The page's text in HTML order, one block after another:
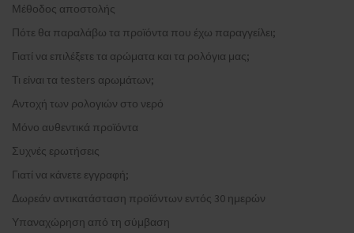
Μέθοδος αποστολής
Πότε θα παραλάβω τα προϊόντα που έχω παραγγείλει;
Γιατί να επιλέξετε τα αρώματα και τα ρολόγια μας;
Τι είναι τα testers αρωμάτων;
Αντοχή των ρολογιών στο νερό
Μόνο αυθεντικά προϊόντα
Συχνές ερωτήσεις
Γιατί να κάνετε εγγραφή;
Δωρεάν αντικατάσταση προϊόντων εντός 30 ημερών
Υπαναχώρηση από τη σύμβαση